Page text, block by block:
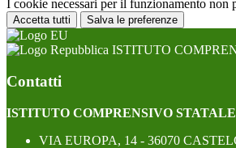
I cookie necessari per il funzionamento non
Accetta tutti Salva le preferenze
ISTITUTO
Contatti
ISTITUTO COMPRENSIVO
VIA EUROPA, 14 - 36070